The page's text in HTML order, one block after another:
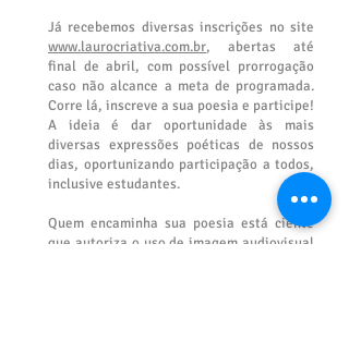
Já recebemos diversas inscrições no site
www.laurocriativa.com.br, abertas até
final de abril, com possível prorrogação
caso não alcance a meta de programada.
Corre lá, inscreve a sua poesia e participe!
A ideia é dar oportunidade às mais
diversas expressões poéticas de nossos
dias, oportunizando participação a todos,
inclusive estudantes.
Quem encaminha sua poesia está ciente
que autoriza o uso de imagem audiovisual